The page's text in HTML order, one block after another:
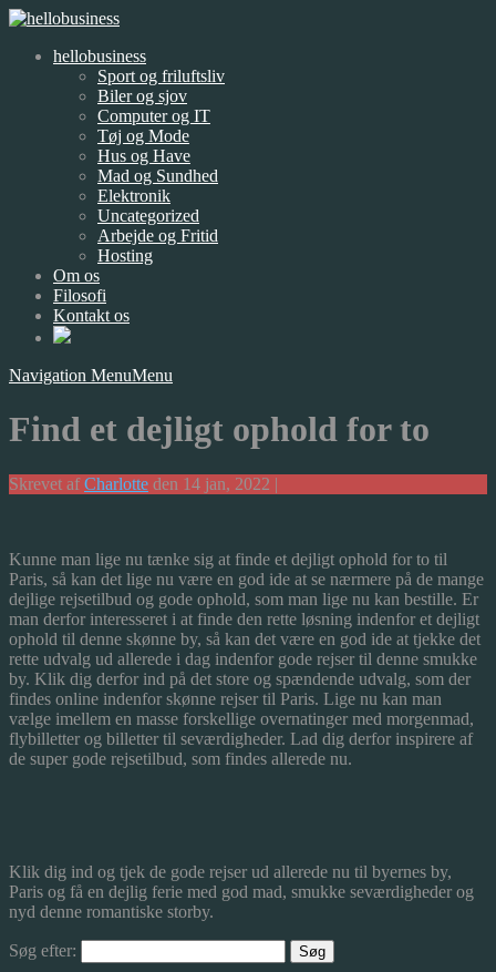
hellobusiness
Sport og friluftsliv
Biler og sjov
Computer og IT
Tøj og Mode
Hus og Have
Mad og Sundhed
Elektronik
Uncategorized
Arbejde og Fritid
Hosting
Om os
Filosofi
Kontakt os
Navigation MenuMenu
Find et dejligt ophold for to
Skrevet af Charlotte den 14 jan, 2022 |
Kunne man lige nu tænke sig at finde et dejligt ophold for to til
Paris, så kan det lige nu være en god ide at se nærmere på de mange
dejlige rejsetilbud og gode ophold, som man lige nu kan bestille. Er
man derfor interesseret i at finde den rette løsning indenfor et dejligt
ophold til denne skønne by, så kan det være en god ide at tjekke det
rette udvalg ud allerede i dag indenfor gode rejser til denne smukke
by. Klik dig derfor ind på det store og spændende udvalg, som der
findes online indenfor skønne rejser til Paris. Lige nu kan man
vælge imellem en masse forskellige overnatinger med morgenmad,
flybilletter og billetter til seværdigheder. Lad dig derfor inspirere af
de super gode rejsetilbud, som findes allerede nu.
Klik dig ind og tjek de gode rejser ud allerede nu til byernes by,
Paris og få en dejlig ferie med god mad, smukke seværdigheder og
nyd denne romantiske storby.
Søg efter: